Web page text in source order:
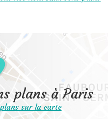
plans à Paris
sur la carte